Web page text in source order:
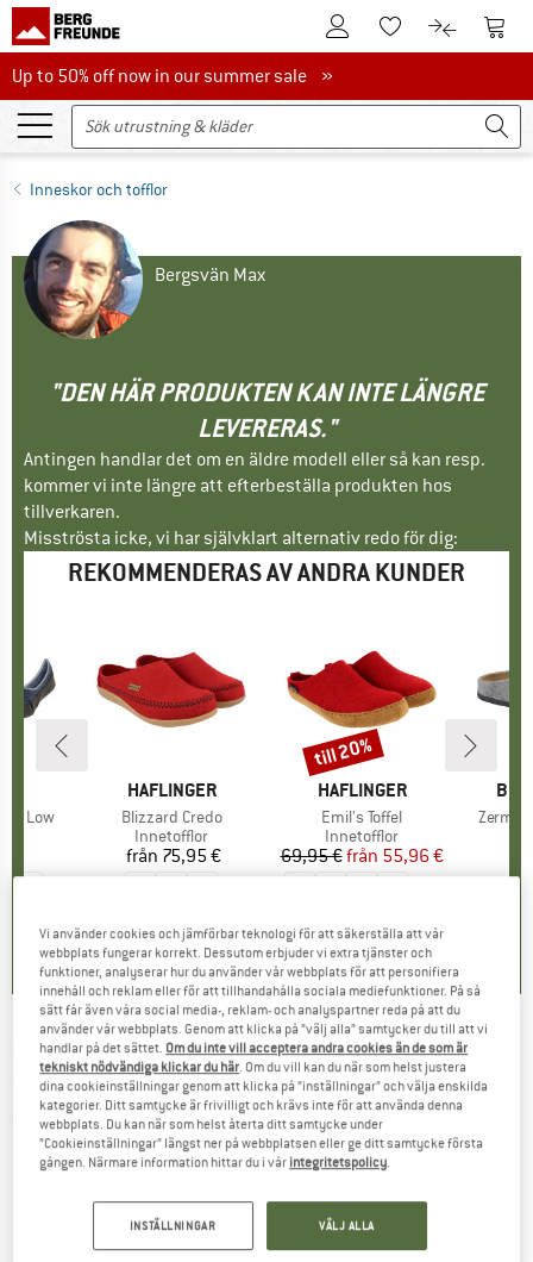
Till kundkontotTill minneslistan.
Till Till
Up to 50% off now in our summer sale
Up to 50% off now in our summer sale »
Inneskor och tofflor
Bergsvän Max
"DEN HÄR PRODUKTEN KAN INTE LÄNGRE
LEVERERAS."
Antingen handlar det om en äldre modell eller så kan resp.
kommer vi inte längre att efterbeställa produkten hos
tillverkaren.
Misströsta icke, vi har självklart alternativ redo för dig:
REKOMMENDERAS AV ANDRA KUNDER
Low
VARUMÄRKE
HAFLINGER
Produkter
Blizzard Credo
Produktgrupp
Innetofflor
Pris
från 75,95 €
VARUMÄRKE
HAFLINGER
Produkter
Emil's Toffel
Produktgrupp
Innetofflor
Pris
69,95 € Reducerat pris
från 55,96 €
Rabatt
till 20%
LIVING KITZBÜHEL -Baby's Hook-and-Loop
Shoes - Smiley - Innetofflor
(0)
Vi använder cookies och jämförbar teknologi för att säkerställa att vår
webbplats fungerar korrekt. Dessutom erbjuder vi extra tjänster och
funktioner, analyserar hur du använder vår webbplats för att personifiera
innehåll och reklam eller för att tillhandahålla sociala mediefunktioner. På så
sätt får även våra social media-, reklam- och analyspartner reda på att du
använder vår webbplats. Genom att klicka på ”välj alla” samtycker du till att vi
handlar på det sättet. Om du inte vill acceptera andra cookies än de som är
tekniskt nödvändiga klickar du här. Om du vill kan du när som helst justera
dina cookieinställningar genom att klicka på ”inställningar” och välja enskilda
kategorier. Ditt samtycke är frivilligt och krävs inte för att använda denna
webbplats. Du kan när som helst återta ditt samtycke under
”Cookieinställningar” längst ner på webbplatsen eller ge ditt samtycke första
gången. Närmare information hittar du i vår integritetspolicy.
INSTÄLLNINGAR VÄLJ ALLA